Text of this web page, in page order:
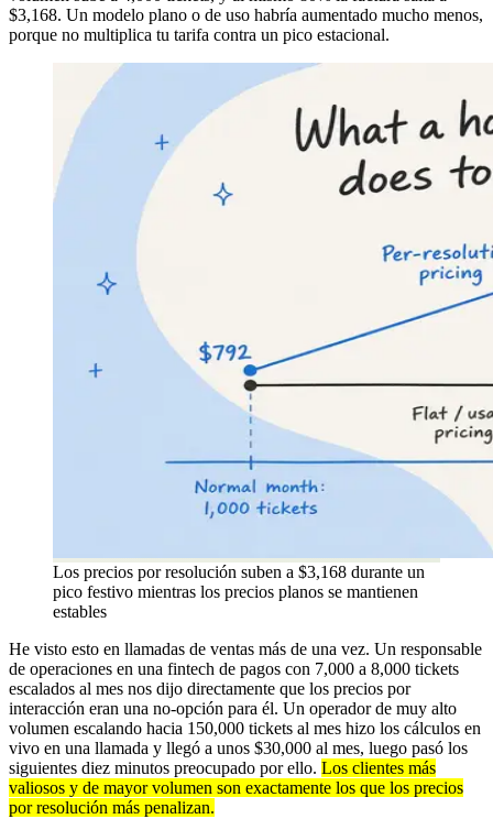
$3,168. Un modelo plano o de uso habría aumentado mucho menos,
porque no multiplica tu tarifa contra un pico estacional.
Los precios por resolución suben a $3,168 durante un
pico festivo mientras los precios planos se mantienen
estables
He visto esto en llamadas de ventas más de una vez. Un responsable
de operaciones en una fintech de pagos con 7,000 a 8,000 tickets
escalados al mes nos dijo directamente que los precios por
interacción eran una no-opción para él. Un operador de muy alto
volumen escalando hacia 150,000 tickets al mes hizo los cálculos en
vivo en una llamada y llegó a unos $30,000 al mes, luego pasó los
siguientes diez minutos preocupado por ello. Los clientes más
valiosos y de mayor volumen son exactamente los que los precios
por resolución más penalizan.